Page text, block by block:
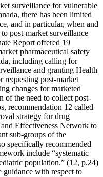
surveillance for vulnerable
there has been limited
and in particular, when and
post-market surveillance
Report offered 19
pharmaceutical safety
including calling for
and granting Health
requesting post-market
changes for marketed
of the need to collect post-
recommendation 12 called
strategy for drug
Effectiveness Network to
sub-groups of the
specifically recommended
include “systematic
population.” (12, p.24)
guidance with respect to